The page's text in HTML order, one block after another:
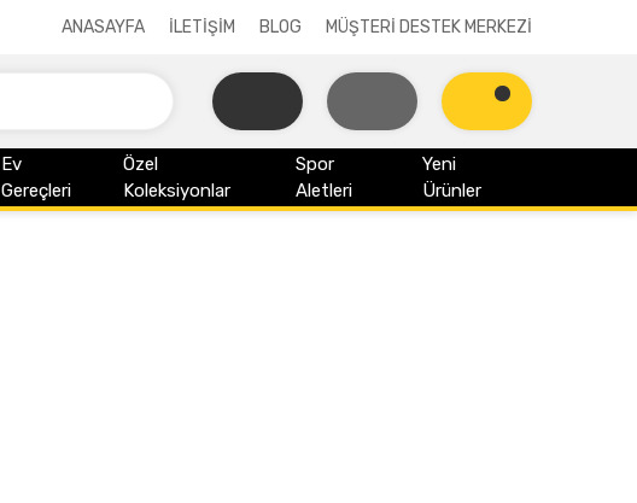
ANASAYFA İLETİŞİM BLOG MÜŞTERİ DESTEK MERKEZİ
Ev
Gereçleri
Özel
Koleksiyonlar
Spor
Aletleri
Yeni
Ürünler